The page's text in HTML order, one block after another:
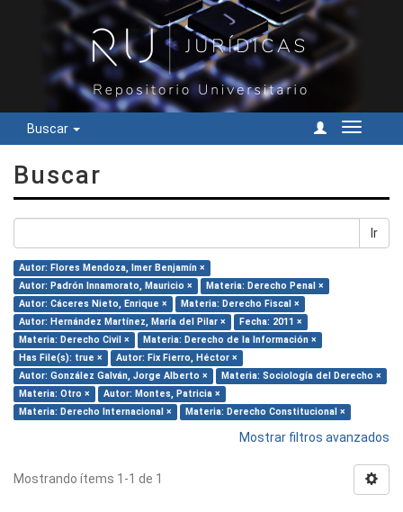
Buscar
Cambiar
Buscar
Ir
Autor: Flores Mendoza, Imer Benjamín ×
Autor: Padrón Innamorato, Mauricio ×
Materia: Derecho Penal ×
Autor: Cáceres Nieto, Enrique ×
Materia: Derecho Fiscal ×
Autor: Hernández Martínez, María del Pilar ×
Fecha: 2011 ×
Materia: Derecho Civil ×
Materia: Derecho de la Información ×
Has File(s): true ×
Autor: Fix Fierro, Héctor ×
Autor: González Galván, Jorge Alberto ×
Materia: Sociología del Derecho ×
Materia: Otro ×
Autor: Montes, Patricia ×
Materia: Derecho Internacional ×
Materia: Derecho Constitucional ×
Mostrar filtros avanzados
Mostrando ítems 1-1 de 1